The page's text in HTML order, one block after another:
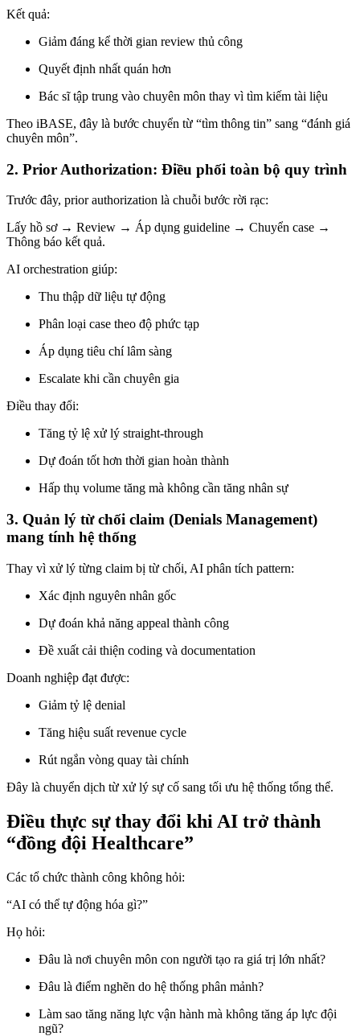
Kết quả:
Giảm đáng kể thời gian review thủ công
Quyết định nhất quán hơn
Bác sĩ tập trung vào chuyên môn thay vì tìm kiếm tài liệu
Theo iBASE, đây là bước chuyển từ “tìm thông tin” sang “đánh giá
chuyên môn”.
2. Prior Authorization: Điều phối toàn bộ quy trình
Trước đây, prior authorization là chuỗi bước rời rạc:
Lấy hồ sơ → Review → Áp dụng guideline → Chuyển case →
Thông báo kết quả.
AI orchestration giúp:
Thu thập dữ liệu tự động
Phân loại case theo độ phức tạp
Áp dụng tiêu chí lâm sàng
Escalate khi cần chuyên gia
Điều thay đổi:
Tăng tỷ lệ xử lý straight-through
Dự đoán tốt hơn thời gian hoàn thành
Hấp thụ volume tăng mà không cần tăng nhân sự
3. Quản lý từ chối claim (Denials Management)
mang tính hệ thống
Thay vì xử lý từng claim bị từ chối, AI phân tích pattern:
Xác định nguyên nhân gốc
Dự đoán khả năng appeal thành công
Đề xuất cải thiện coding và documentation
Doanh nghiệp đạt được:
Giảm tỷ lệ denial
Tăng hiệu suất revenue cycle
Rút ngắn vòng quay tài chính
Đây là chuyển dịch từ xử lý sự cố sang tối ưu hệ thống tổng thể.
Điều thực sự thay đổi khi AI trở thành
“đồng đội Healthcare”
Các tổ chức thành công không hỏi:
“AI có thể tự động hóa gì?”
Họ hỏi:
Đâu là nơi chuyên môn con người tạo ra giá trị lớn nhất?
Đâu là điểm nghẽn do hệ thống phân mảnh?
Làm sao tăng năng lực vận hành mà không tăng áp lực đội
ngũ?